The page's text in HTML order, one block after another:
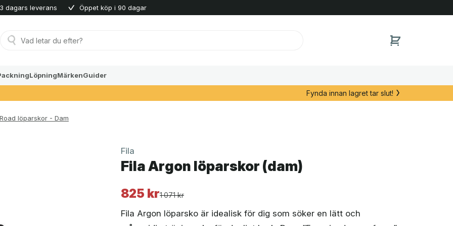
dagars leverans Öppet köp i 90 dagar
Produktsökning
LöpningMärkenGuider
Fynda innan lagret tar slut!
Road löparskor - Dam
Fila
Fila Argon löparskor (dam)
1 071kr
Det
priset
825 kr
Det
priset
Fila Argon löparsko är idealisk för dig som söker en lätt och